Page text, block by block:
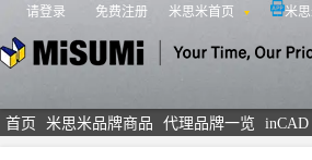
请登录 免费注册 米思米首页 米
首页 米思米品牌商品 代理品牌一览